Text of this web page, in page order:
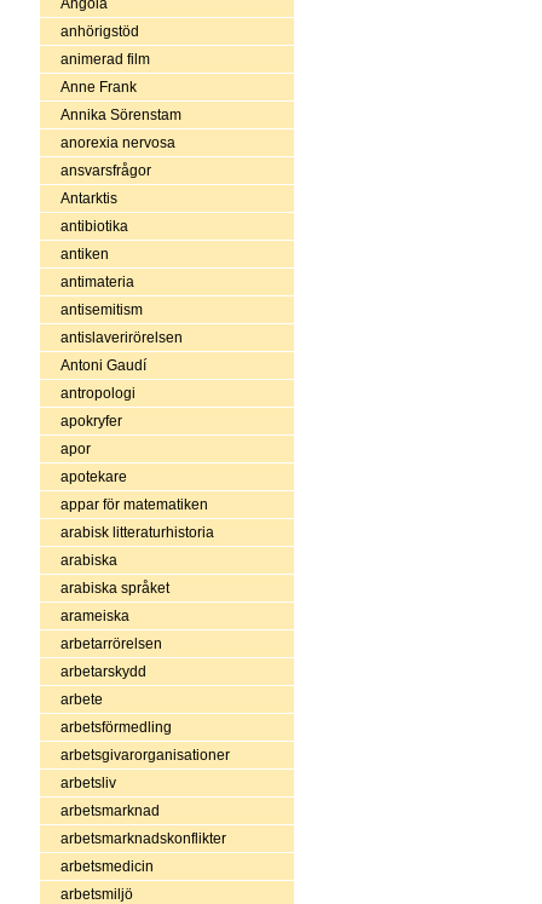
Angola
anhörigstöd
animerad film
Anne Frank
Annika Sörenstam
anorexia nervosa
ansvarsfrågor
Antarktis
antibiotika
antiken
antimateria
antisemitism
antislaverirörelsen
Antoni Gaudí
antropologi
apokryfer
apor
apotekare
appar för matematiken
arabisk litteraturhistoria
arabiska
arabiska språket
arameiska
arbetarrörelsen
arbetarskydd
arbete
arbetsförmedling
arbetsgivarorganisationer
arbetsliv
arbetsmarknad
arbetsmarknadskonflikter
arbetsmedicin
arbetsmiljö